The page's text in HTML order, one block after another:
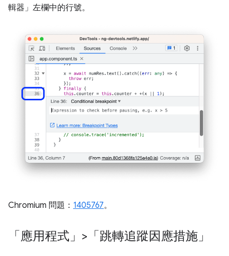
輯器」 左欄中的行號。
Chromium 問題： 1405767。
「應用程式」>「跳轉追蹤因應措施」